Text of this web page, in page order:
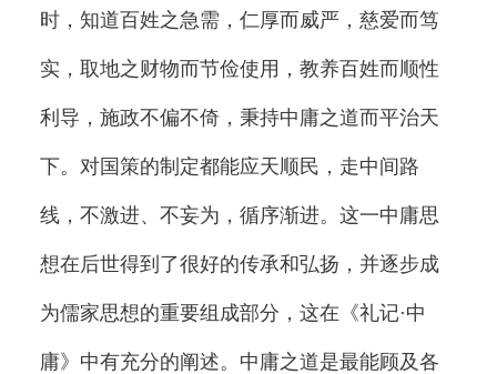
时，知道百姓之急需，仁厚而威严，慈爱而笃
实，取地之财物而节俭使用，教养百姓而顺性
利导，施政不偏不倚，秉持中庸之道而平治天
下。对国策的制定都能应天顺民，走中间路
线，不激进、不妄为，循序渐进。这一中庸思
想在后世得到了很好的传承和弘扬，并逐步成
为儒家思想的重要组成部分，这在《礼记·中
庸》中有充分的阐述。中庸之道是最能顾及各